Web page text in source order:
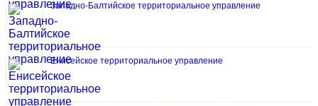
Западно-Балтийское территориальное управление
Енисейское территориальное управление